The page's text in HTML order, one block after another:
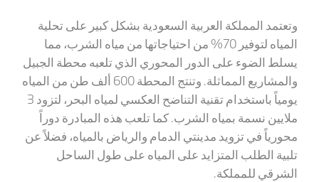
وتعتمد المملكة العربية السعودية بشكل كبير على تحلية
المياه لتوفير 70% من احتياجاتها من مياه الشرب، مما
يسلط الضوء على الدور المحوري الذي تلعبه محطة الجبيل
والمشاريع المماثلة. وتنتج المحطة 600 ألف طن من المياه
يومياً باستخدام تقنية التناضح العكسي لمياه البحر، لتزود 3
ملايين نسمة بمياه الشرب. كما تلعب هذه المبادرة دوراً
محورياً في تزويد مدينتي الدمام والرياض بالمياه، فضلاً عن
تلبية الطلب المتزايد على المياه على طول الساحل
الشرقي للمملكة.